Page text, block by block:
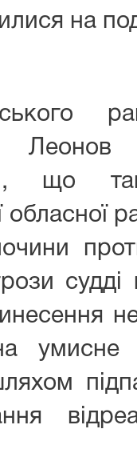
на
Леонов
що
судді